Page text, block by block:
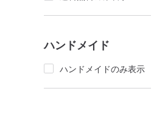
ハンドメイド
ハンドメイドのみ表示